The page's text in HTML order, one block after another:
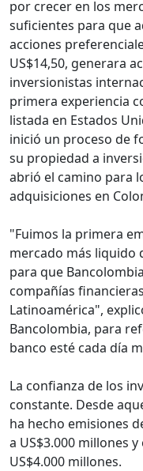
por crecer en los
suficientes para que
acciones
US$14,50, generara
inversionistas
primera experiencia
listada en Estados
inició un proceso de
su propiedad a
abrió el camino para
adquisiciones en
"Fuimos la primera
mercado más liquido
para que
compañías
Latinoamérica",
Bancolombia, para
banco esté cada día
La confianza de los
constante. Desde
ha hecho emisiones
a US$3.000 millones
US$4.000 millones.